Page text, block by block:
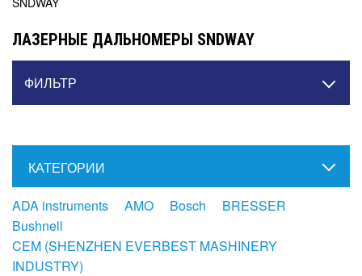
ЛАЗЕРНЫЕ ДАЛЬНОМЕРЫ SNDWAY
ФИЛЬТР
КАТЕГОРИИ
ADA instruments AMO Bosch
BRESSER
Bushnell
CEM (SHENZHEN EVERBEST MASHINERY
INDUSTRY)